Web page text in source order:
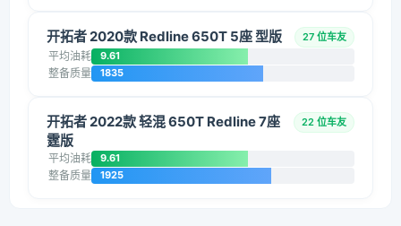
开拓者 2020款 Redline 650T 5座 型版 27 位车友
平均油耗 9.61
整备质量 1835
开拓者 2022款 轻混 650T Redline 7座
霆版
22 位车友
平均油耗 9.61
整备质量 1925